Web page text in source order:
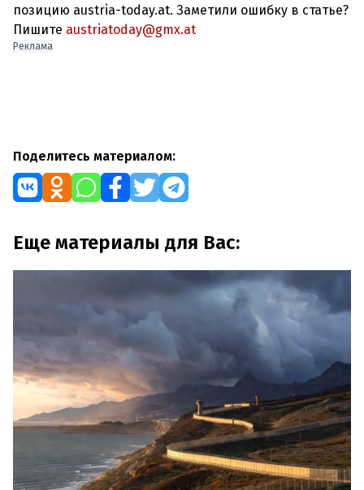
позицию austria-today.at. Заметили ошибку в статье?
Пишите austriatoday@gmx.at
Реклама
Поделитесь материалом:
Еще материалы для Вас: